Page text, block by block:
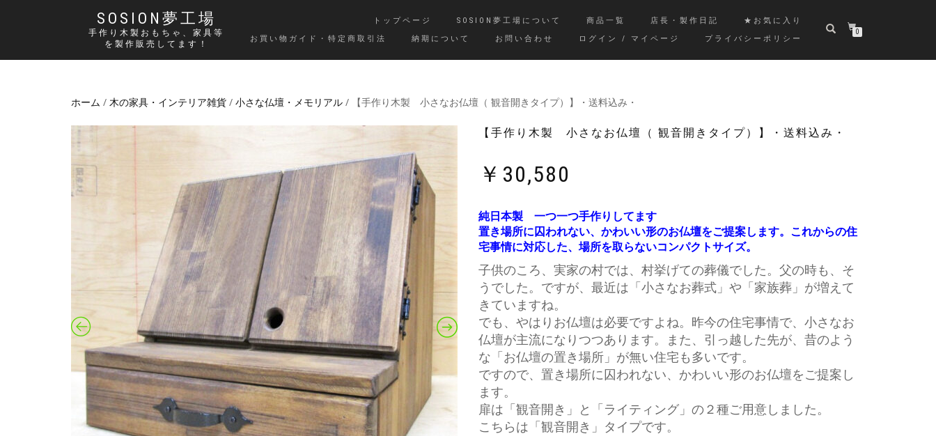
SOSION夢工場
手作り木製おもちゃ、家具等
を製作販売してます！
トップページ SOSION夢工場について 商品一覧 店長・製作日記
★お気に入り
お買い物ガイド・特定商取引法
納期について お問い合わせ ログイン / マイページ プライバシーポリシー
0
ホーム / 木の家具・インテリア雑貨 / 小さな仏壇・メモリアル / 【手作り木製 小さなお仏壇（ 観音開きタイプ）】・送料込み・
【手作り木製 小さなお仏壇（ 観音開きタイプ）】・送料込み・
￥ 30,580
純日本製 一つ一つ手作りしてます
置き場所に囚われない、かわいい形のお仏壇をご提案します。 これからの住
宅事情に対応した、場所を取らないコンパクトサイズ。
子供のころ、実家の村では、村挙げての葬儀でした。父の時も、そ
うでした。ですが、最近は「小さなお葬式」や「家族葬」が増えて
きていますね。
でも、やはりお仏壇は必要ですよね。昨今の住宅事情で、小さなお
仏壇が主流になりつつあります。また、引っ越した先が、昔のよう
な「お仏壇の置き場所」が無い住宅も多いです。
ですので、置き場所に囚われない、かわいい形のお仏壇をご提案し
ます。
扉は「観音開き」と「ライティング」の２種ご用意しました。
こちらは「観音開き」タイプです。